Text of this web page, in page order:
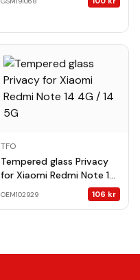
TFO
Tempered glass Privacy
for Xiaomi Redmi Note 14
OEM102929 106 kr